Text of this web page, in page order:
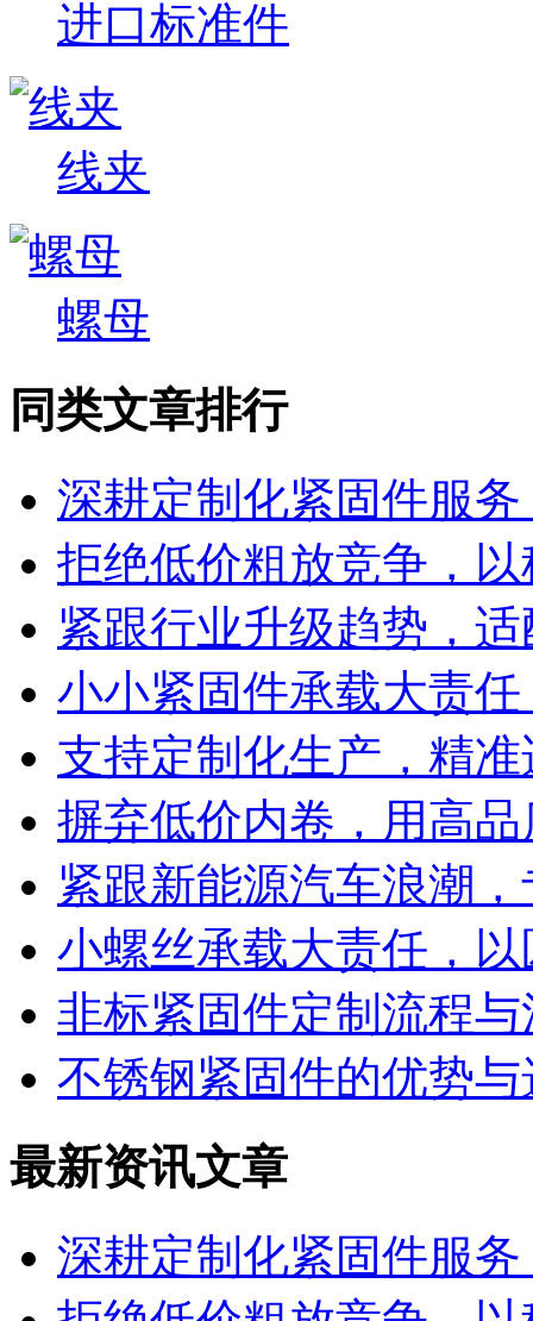
进口标准件
线夹
螺母
同类文章排行
深耕定制化紧固件服
拒绝低价粗放竞争，
紧跟行业升级趋势，
小小紧固件承载大责
支持定制化生产，精
摒弃低价内卷，用高
紧跟新能源汽车浪潮
小螺丝承载大责任，
非标紧固件定制流程
不锈钢紧固件的优势
最新资讯文章
深耕定制化紧固件服